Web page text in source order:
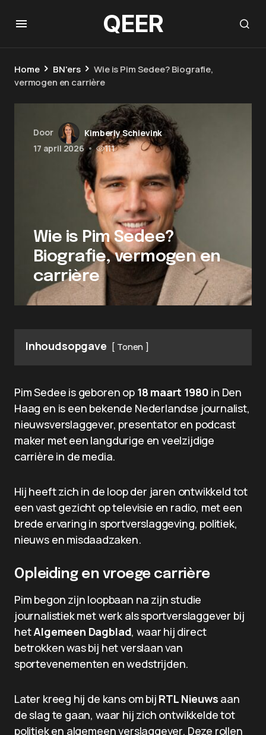
QEER
Home BN'ers
Wie is Pim Sedee? Biografie,
vermogen en carrière
Door
Kimberly Schievink
17 april 2026 • 111
Wie is Pim Sedee?
Biografie, vermogen en
carrière
Inhoudsopgave Tonen
Pim Sedee is geboren op 18 maart 1980 in Den
Haag en is een bekende Nederlandse journalist,
nieuwsverslaggever, presentator en podcast
maker met een langdurige en veelzijdige
carrière in de media.
Hij heeft zich in de loop der jaren ontwikkeld tot
een vast gezicht op televisie en radio, met een
brede ervaring in sportverslaggeving, politiek,
nieuws en misdaadzaken.
Opleiding en vroege carrière
Pim begon zijn loopbaan na zijn studie
journalistiek met werk als sportverslaggever bij
hetAlgemeen Dagblad, waar hij direct
betrokken was bij het verslaan van
sportevenementen en wedstrijden.
Later kreeg hij de kans om bij RTL Nieuws aan
de slag te gaan, waar hij zich ontwikkelde tot
politiek en algemeen verslaggever. Deze rollen